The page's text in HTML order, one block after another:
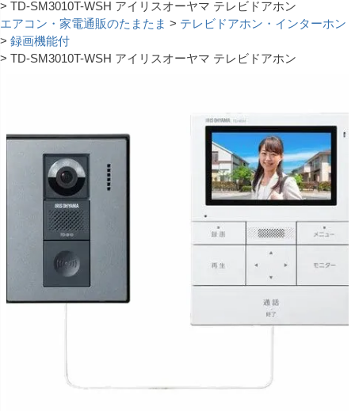
TD-SM3010T-WSH アイリスオーヤマ テレビドアホン
エアコン・家電通販のたまたま
テレビドアホン・インターホン
録画機能付
TD-SM3010T-WSH アイリスオーヤマ テレビドアホン